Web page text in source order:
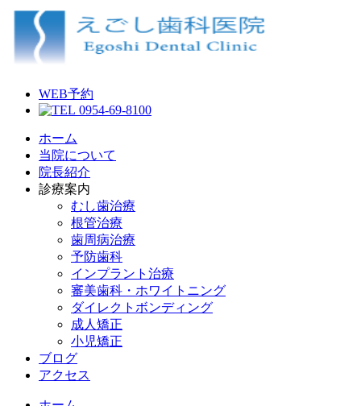
WEB予約
0954-69-8100
ホーム
当院について
院長紹介
診療案内
むし歯治療
根管治療
歯周病治療
予防歯科
インプラント治療
審美歯科・ホワイトニング
ダイレクトボンディング
成人矯正
小児矯正
ブログ
アクセス